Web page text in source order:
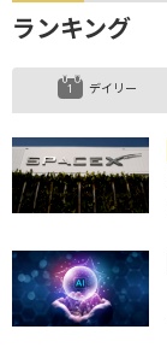
ランキング
デイリー